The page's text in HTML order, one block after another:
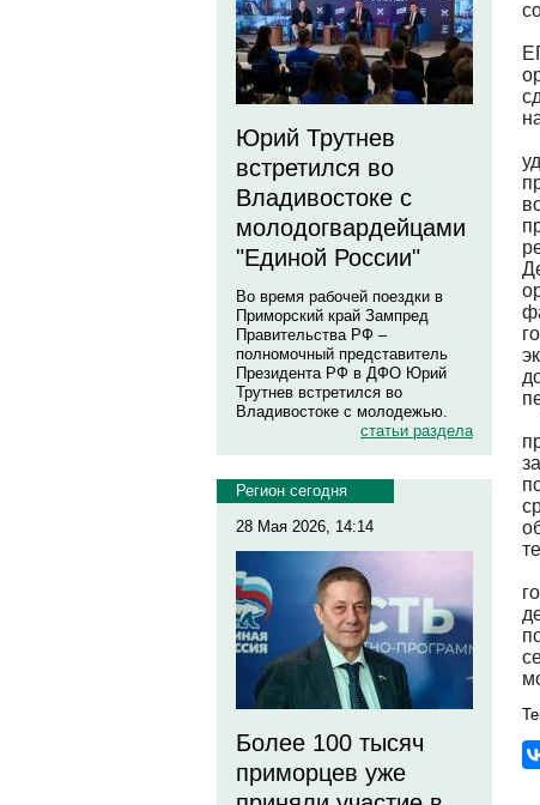
Юрий Трутнев
встретился во
Владивостоке с
молодогвардейцами
"Единой России"
Во время рабочей поездки в
Приморский край Зампред
Правительства РФ –
полномочный представитель
Президента РФ в ДФО Юрий
Трутнев встретился во
Владивостоке с молодежью.
статьи раздела
Регион сегодня
28 Мая 2026, 14:14
Более 100 тысяч
приморцев уже